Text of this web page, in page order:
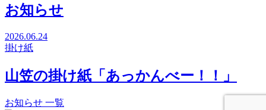
お知らせ
2026.06.24
掛け紙
山笠の掛け紙「あっかんべー！！」
お知らせ 一覧